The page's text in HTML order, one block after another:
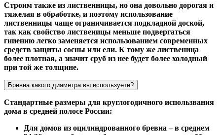
Строим также из лиственницы, но она довольно дорогая и
тяжелая в обработке, и поэтому использование
лиственницы чаще ограничивается подкладной доской,
так как свойство лиственицы меньше подвергаться
гниению легко заменяется использованием современных
средств защиты сосны или ели. К тому же лиственица
более плотная, а значит сруб из нее будет более холодный
при той же толщине.
Бревна какого диаметра вы используете?
Стандартные размеры для круглогодичного использвания
дома в средней полосе России:
Для домов из оцилиндрованного бревна – в среднем